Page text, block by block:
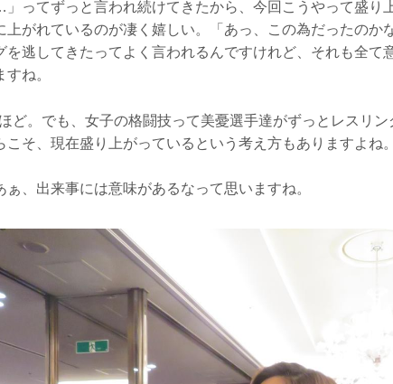
ってずっと言われ続けてきたから、今回こうやって盛り
上がれているのが凄く嬉しい。「あっ、この為だったのか
を逃してきたってよく言われるんですけれど、それも全て
すね。
ど。でも、女子の格闘技って美憂選手達がずっとレスリ
こそ、現在盛り上がっているという考え方もありますよね。
、出来事には意味があるなって思いますね。